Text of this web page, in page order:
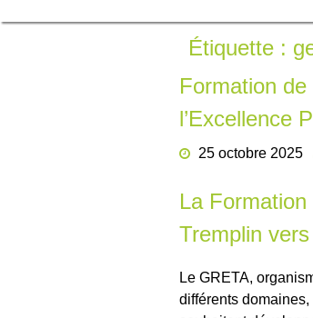
Étiquette :
Formation
l’Excellence
25 octobre 2025
La
Tremplin
Le GRETA,
différents